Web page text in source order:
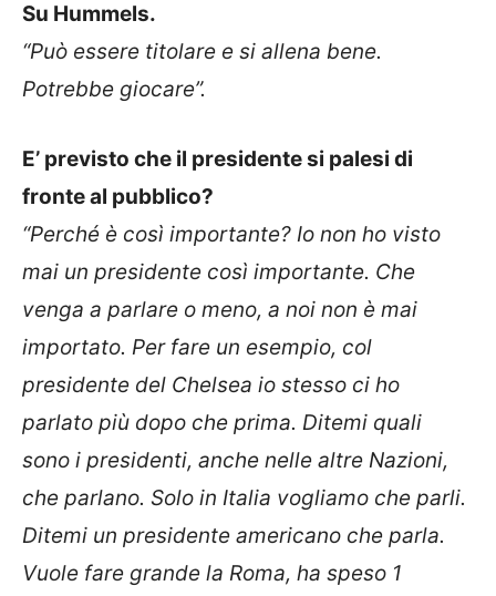
Su Hummels.
“Può essere titolare e si allena bene.
Potrebbe giocare”.
E’ previsto che il presidente si palesi di
fronte al pubblico?
“Perché è così importante? Io non ho visto
mai un presidente così importante. Che
venga a parlare o meno, a noi non è mai
importato. Per fare un esempio, col
presidente del Chelsea io stesso ci ho
parlato più dopo che prima. Ditemi quali
sono i presidenti, anche nelle altre Nazioni,
che parlano. Solo in Italia vogliamo che parli.
Ditemi un presidente americano che parla.
Vuole fare grande la Roma, ha speso 1